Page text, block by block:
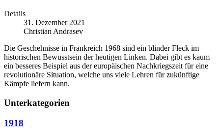
Details
31. Dezember 2021
Christian Andrasev
Die Geschehnisse in Frankreich 1968 sind ein blinder Fleck im
historischen Bewusstsein der heutigen Linken. Dabei gibt es kaum
ein besseres Beispiel aus der europäischen Nachkriegszeit für eine
revolutionäre Situation, welche uns viele Lehren für zukünftige
Kämpfe liefern kann.
Unterkategorien
1918